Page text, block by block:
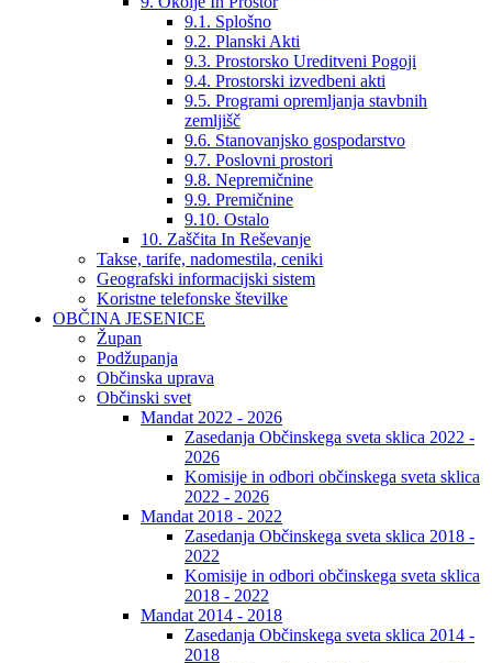
9.1. Splošno
9.2. Planski Akti
9.3. Prostorsko Ureditveni Pogoji
9.4. Prostorski izvedbeni akti
9.5. Programi opremljanja stavbnih
zemljišč
9.6. Stanovanjsko gospodarstvo
9.7. Poslovni prostori
9.8. Nepremičnine
9.9. Premičnine
9.10. Ostalo
10. Zaščita In Reševanje
Takse, tarife, nadomestila, ceniki
Geografski informacijski sistem
Koristne telefonske številke
OBČINA JESENICE
Župan
Podžupanja
Občinska uprava
Občinski svet
Mandat 2022 - 2026
Zasedanja Občinskega sveta sklica 2022 -
2026
Komisije in odbori občinskega sveta sklica
2022 - 2026
Mandat 2018 - 2022
Zasedanja Občinskega sveta sklica 2018 -
2022
Komisije in odbori občinskega sveta sklica
2018 - 2022
Mandat 2014 - 2018
Zasedanja Občinskega sveta sklica 2014 -
2018